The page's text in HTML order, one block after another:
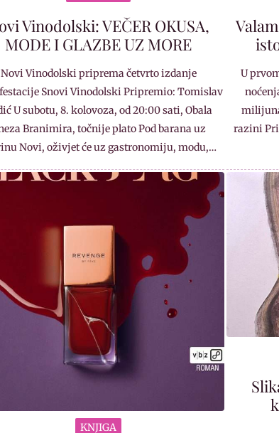
Vinodolski: VEČER OKUSA,
MODE I GLAZBE UZ MORE
Novi Vinodolski priprema četvrto izdanje
Snovi Vinodolski Pripremio: Tomislav
U subotu, 8. kolovoza, od 20:00 sati, Obala
Branimira, točnije plato Pod barana uz
Novi, oživjet će uz gastronomiju, modu,…
U
razini
KNJIGA